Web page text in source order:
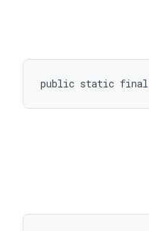
public static final